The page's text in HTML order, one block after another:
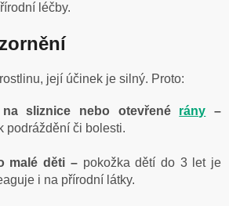
léčby.
její účinek je silný. Proto:
na sliznice nebo otevřené rány –
podráždění či bolesti.
malé děti – pokožka dětí do 3 let je
i na přírodní látky.